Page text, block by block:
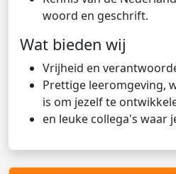
woord en geschrift.
Wat bieden wij
Vrijheid en
Prettige leeromgeving,
is om jezelf te
en leuke collega's waar